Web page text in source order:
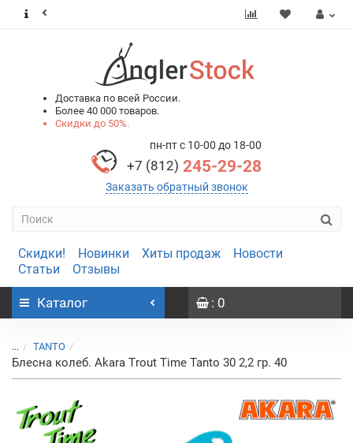
Доставка по всей России.
Более 40 000 товаров.
Скидки до 50%.
пн-пт с 10-00 до 18-00
+7 (812) 245-29-28
Заказать обратный звонок
Скидки! Новинки Хиты продаж
Новости
Статьи
Отзывы
Каталог : 0
... TANTO
Блесна колеб. Akara Trout Time Tanto 30 2,2 гр. 40